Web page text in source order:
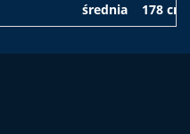
średnia 178 cm